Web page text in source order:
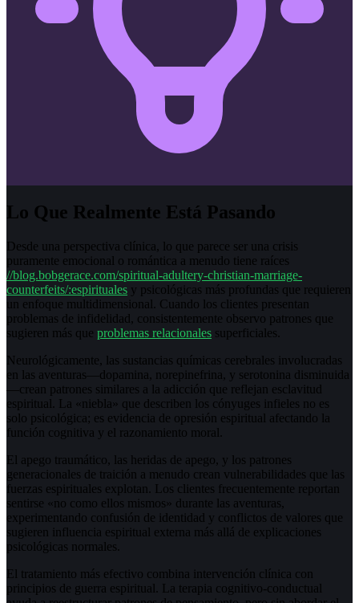
Lo Que Realmente Está Pasando
Desde una perspectiva clínica, lo que parece ser una crisis
puramente emocional o romántica a menudo tiene raíces
//blog.bobgerace.com/spiritual-adultery-christian-marriage-
counterfeits/:espirituales y psicológicas más profundas que requieren
un enfoque multidimensional. Cuando los clientes presentan
problemas de infidelidad, consistentemente observo patrones que
sugieren más que problemas relacionales superficiales.
Neurológicamente, las sustancias químicas cerebrales involucradas
en las aventuras—dopamina, norepinefrina, y serotonina disminuida
—crean patrones similares a la adicción que reflejan esclavitud
espiritual. La «niebla» que describen los cónyuges infieles no es
solo psicológica; es evidencia de opresión espiritual afectando la
función cognitiva y el razonamiento moral.
El apego traumático, las heridas de apego, y los patrones
generacionales de traición a menudo crean vulnerabilidades que las
fuerzas espirituales explotan. Los clientes frecuentemente reportan
sentirse «no como ellos mismos» durante las aventuras,
experimentando confusión de identidad y conflictos de valores que
sugieren influencia espiritual externa más allá de explicaciones
psicológicas normales.
El tratamiento más efectivo combina intervención clínica con
principios de guerra espiritual. La terapia cognitivo-conductual